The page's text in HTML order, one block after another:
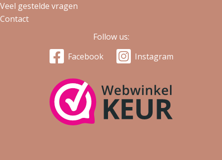
Veel gestelde vragen
Contact
Follow us:
Facebook
Instagram